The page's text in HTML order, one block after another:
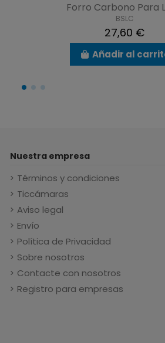
Forro Carbono Para
BSLC
27,60 €
Añadir al
Nuestra empresa
Términos y condiciones
Ticcámaras
Aviso legal
Envío
Política de Privacidad
Sobre nosotros
Contacte con nosotros
Registro para empresas